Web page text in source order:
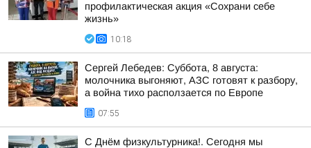
профилактическая акция «Сохрани себе
жизнь»
10:18
Сергей Лебедев: Суббота, 8 августа:
молочника выгоняют, АЗС готовят к разбору,
а война тихо расползается по Европе
07:55
С Днём физкультурника!. Сегодня мы